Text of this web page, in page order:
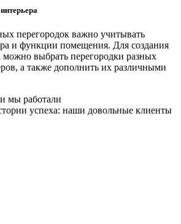
перегородок важно учитывать
и функции помещения. Для создания
можно выбрать перегородки разных
а также дополнить их различными
мы работали
успеха: наши довольные клиенты